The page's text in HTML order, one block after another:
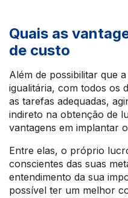
Quais as
de custo
Além de possibilitar que
igualitária, com todos os
as tarefas adequadas,
indireto na obtenção de
vantagens em implantar
Entre elas, o próprio
conscientes das suas
entendimento da sua
possível ter um melhor